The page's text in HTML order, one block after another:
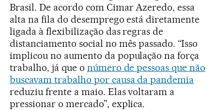
Brasil. De acordo com Cimar Azeredo, essa
alta na fila do desemprego está diretamente
ligada à flexibilização das regras de
distanciamento social no mês passado. “Isso
implicou no aumento da população na força
trabalho, já que o número de pessoas que não
buscavam trabalho por causa da pandemia
reduziu frente a maio. Elas voltaram a
pressionar o mercado”, explica.